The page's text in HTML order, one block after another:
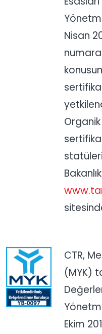
Nisan
CTR,
(MYK)
Ekim